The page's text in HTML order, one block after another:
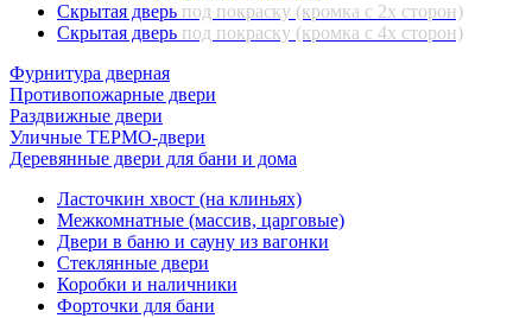
Скрытая дверь под покраску (кромка с 2х сторон)
Скрытая дверь под покраску (кромка с 4х сторон)
Фурнитура дверная
Противопожарные двери
Раздвижные двери
Уличные ТЕРМО-двери
Деревянные двери для бани и дома
Ласточкин хвост (на клиньях)
Межкомнатные (массив, царговые)
Двери в баню и сауну из вагонки
Стеклянные двери
Коробки и наличники
Форточки для бани